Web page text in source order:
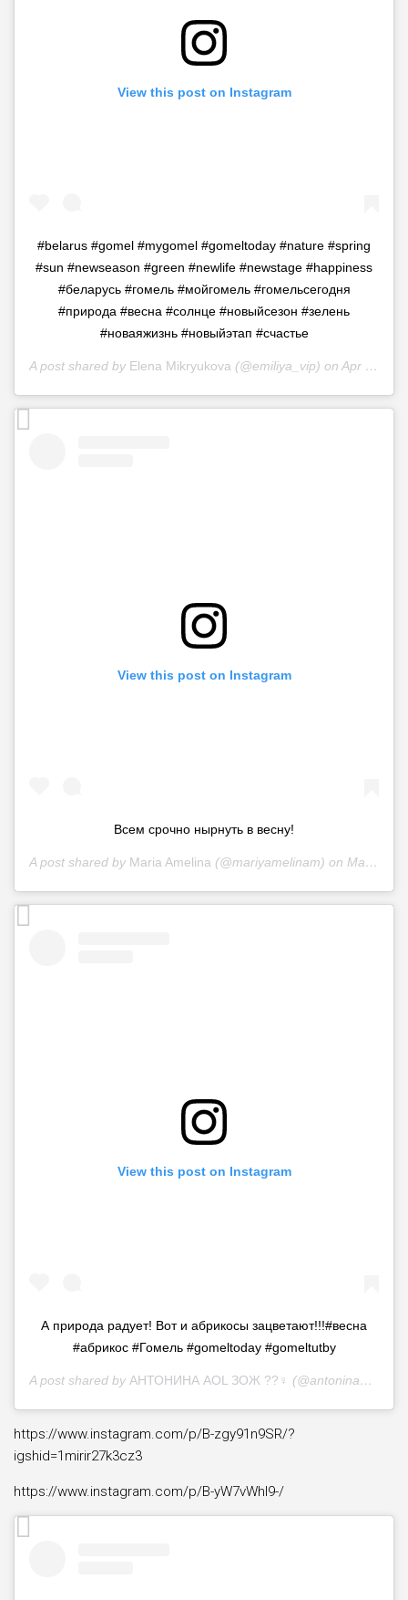
View this post on Instagram
#belarus #gomel #mygomel #gomeltoday #nature #spring
#sun #newseason #green #newlife #newstage #happiness
#беларусь #гомель #мойгомель #гомельсегодня
#природа #весна #солнце #новыйсезон #зелень
#новаяжизнь #новыйэтап #счастье
A post shared by Elena Mikryukova (@emiliya_vip) on Apr 8, 2020 at 12:25am PDT
View this post on Instagram
Всем срочно нырнуть в весну!
A post shared by Maria Amelina (@mariyamelinam) on Mar 20, 2020 at 6:14am PDT
View this post on Instagram
А природа радует! Вот и абрикосы зацветают!!!#весна
#абрикос #Гомель #gomeltoday #gomeltutby
A post shared by АНТОНИНА AOL ЗОЖ ??‍♀️ (@antonina_k_aol) on
https://www.instagram.com/p/B-zgy91n9SR/?
igshid=1mirir27k3cz3
https://www.instagram.com/p/B-yW7vWhI9-/